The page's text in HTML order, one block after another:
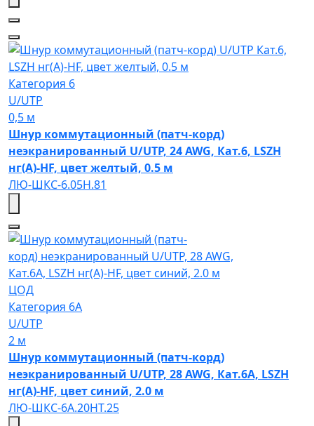
Категория 6
U/UTP
0,5 м
Шнур коммутационный (патч-корд)
неэкранированный U/UTP, 24 AWG, Кат.6, LSZH
нг(А)-HF, цвет желтый, 0.5 м
ЛЮ-ШКС-6.05Н.81
ЦОД
Категория 6A
U/UTP
2 м
Шнур коммутационный (патч-корд)
неэкранированный U/UTP, 28 AWG, Кат.6A, LSZH
нг(А)-HF, цвет синий, 2.0 м
ЛЮ-ШКС-6A.20НТ.25